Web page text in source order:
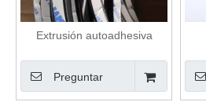
Extrusión autoadhesiva
Preguntar